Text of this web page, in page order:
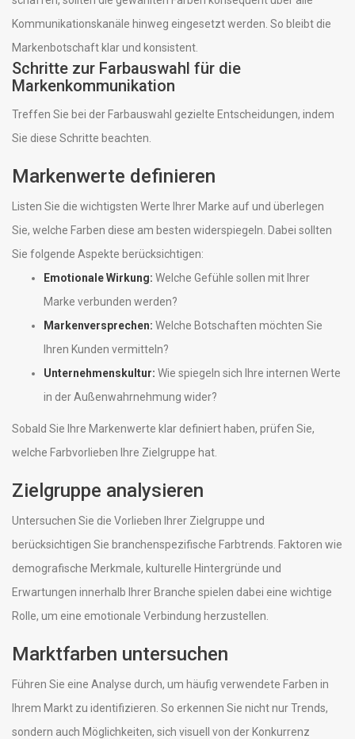
Kommunikationskanäle hinweg eingesetzt werden. So bleibt die
Markenbotschaft klar und konsistent.
Schritte zur Farbauswahl für die
Markenkommunikation
Treffen Sie bei der Farbauswahl gezielte Entscheidungen, indem
Sie diese Schritte beachten.
Markenwerte definieren
Listen Sie die wichtigsten Werte Ihrer Marke auf und überlegen
Sie, welche Farben diese am besten widerspiegeln. Dabei sollten
Sie folgende Aspekte berücksichtigen:
Emotionale Wirkung: Welche Gefühle sollen mit Ihrer
Marke verbunden werden?
Markenversprechen: Welche Botschaften möchten Sie
Ihren Kunden vermitteln?
Unternehmenskultur: Wie spiegeln sich Ihre internen Werte
in der Außenwahrnehmung wider?
Sobald Sie Ihre Markenwerte klar definiert haben, prüfen Sie,
welche Farbvorlieben Ihre Zielgruppe hat.
Zielgruppe analysieren
Untersuchen Sie die Vorlieben Ihrer Zielgruppe und
berücksichtigen Sie branchenspezifische Farbtrends. Faktoren wie
demografische Merkmale, kulturelle Hintergründe und
Erwartungen innerhalb Ihrer Branche spielen dabei eine wichtige
Rolle, um eine emotionale Verbindung herzustellen.
Marktfarben untersuchen
Führen Sie eine Analyse durch, um häufig verwendete Farben in
Ihrem Markt zu identifizieren. So erkennen Sie nicht nur Trends,
sondern auch Möglichkeiten, sich visuell von der Konkurrenz